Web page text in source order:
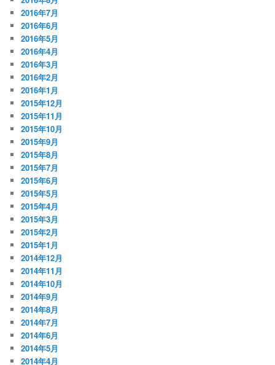
2016年7月
2016年6月
2016年5月
2016年4月
2016年3月
2016年2月
2016年1月
2015年12月
2015年11月
2015年10月
2015年9月
2015年8月
2015年7月
2015年6月
2015年5月
2015年4月
2015年3月
2015年2月
2015年1月
2014年12月
2014年11月
2014年10月
2014年9月
2014年8月
2014年7月
2014年6月
2014年5月
2014年4月